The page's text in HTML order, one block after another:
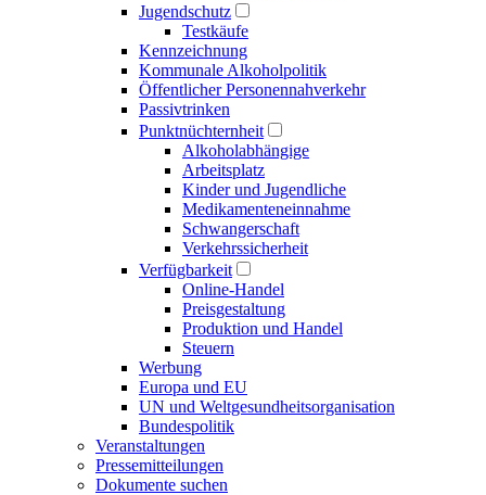
Jugendschutz
Testkäufe
Kennzeichnung
Kommunale Alkoholpolitik
Öffentlicher Personen­nahverkehr
Passivtrinken
Punkt­nüchternheit
Alkohol­abhängige
Arbeitsplatz
Kinder und Jugendliche
Medikamenten­einnahme
Schwangerschaft
Verkehrs­sicherheit
Verfügbarkeit
Online-Handel
Preisgestaltung
Produktion und Handel
Steuern
Werbung
Europa und EU
UN und Welt­gesundheits­organisation
Bundespolitik
Veranstaltungen
Presse­mitteilungen
Dokumente suchen